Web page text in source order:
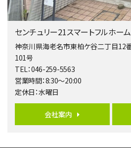
第5位
開放感があり日当たり良好な南西・北西角地区
第6位
センチュリー21スマートフルホーム
神奈川県海老名市東柏ケ谷二丁目12
101号
TEL：046-259-5563
営業時間：8:30～20:00
定休日：水曜日
会社案内